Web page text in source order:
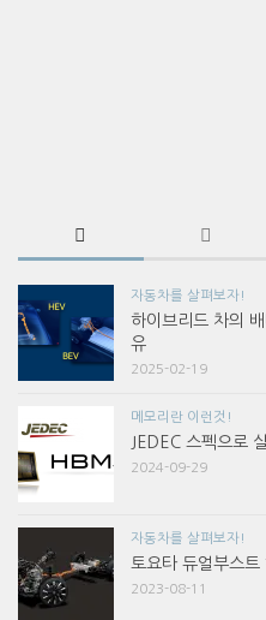
자동차를 살펴보자!
하이브리드 차의
유
2025-02-19
메모리란 이런것!
JEDEC 스펙으로
2024-09-29
자동차를 살펴보자!
토요타 듀얼부스트
2023-08-11